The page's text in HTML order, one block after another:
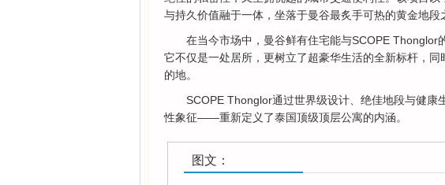
与持久价值融于一体，坐落于曼谷最炙手可热的黄金地段
在当今市场中，曼谷鲜有住宅能与SCOPE Thonglor
它不仅是一处居所，更树立了超豪华生活的全新标杆，
的地。
SCOPE Thonglor通过世界级设计、绝佳地段与健康
性象征——重新定义了泰国顶级顶层公寓的内涵。
图文：